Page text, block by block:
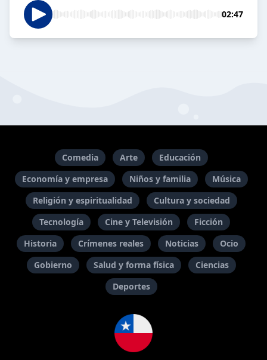
02:47
Comedia Arte
Educación
Economía y empresa
Niños y familia
Música
Religión y espiritualidad
Cultura y sociedad
Tecnología
Cine y Televisión
Ficción
Historia
Crímenes reales Noticias
Ocio
Gobierno
Salud y forma física
Ciencias
Deportes